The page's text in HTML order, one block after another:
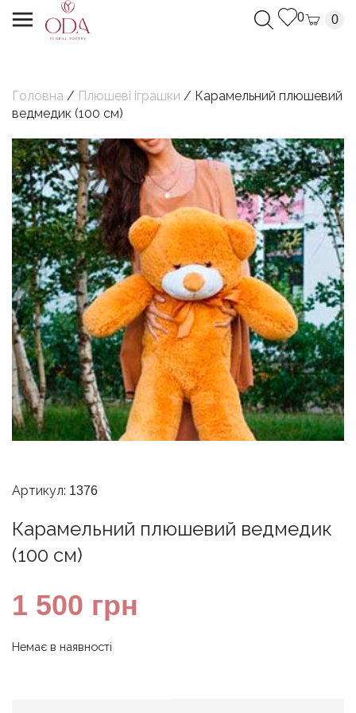
0 0
Головна / Плюшеві іграшки / Карамельний плюшевий
ведмедик (100 см)
Артикул: 1376
Карамельний плюшевий ведмедик
(100 см)
1 500 грн
Немає в наявності
Дякуємо, Ваш запит успішно надіслано.
Ми з`вяжемося з Вами найближчим часом